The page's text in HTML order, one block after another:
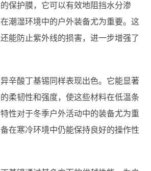
保护膜，它可以有效地阻挡水分渗
潮湿环境中的户外装备尤为重要。这
能防止紫外线的损害，进一步增强了
辛酸丁基锡同样表现出色。它能显著
柔韧性和强度，使这些材料在低温条
性对于冬季户外活动中的装备尤为重
在寒冷环境中仍能保持良好的操作性